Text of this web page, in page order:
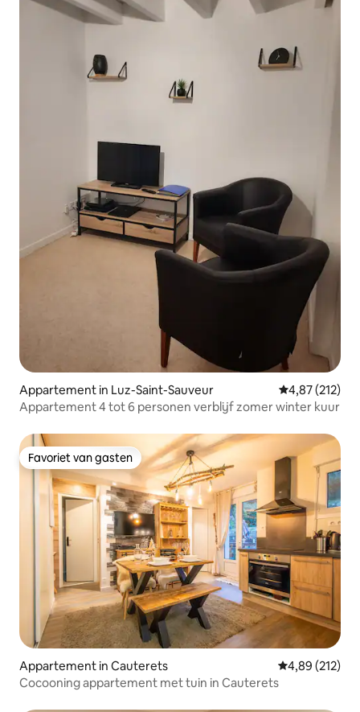
Appartement in Luz-Saint-Sauveur Gemiddelde
4,87 (212)
Appartement 4 tot 6 personen verblijf zomer winter kuur
Favoriet van gasten
Favoriet van gasten
Appartement in Cauterets Gemiddelde
4,89 (212)
Cocooning appartement met tuin in Cauterets